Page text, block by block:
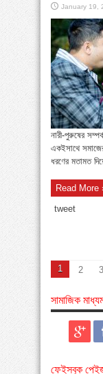
January 19,
নারী-পুরুষের
একইসাথে
ধরণের মতামত
Read More
tweet
1 2 3
সামাজিক
ফেইসবুক